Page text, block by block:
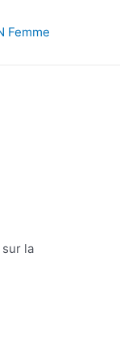
Femme
la